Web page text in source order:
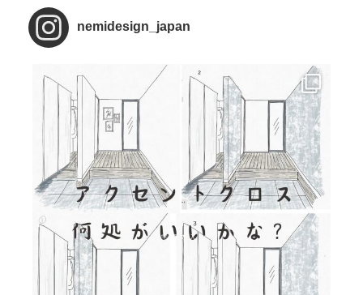
nemidesign_japan